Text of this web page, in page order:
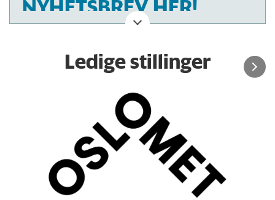
NYHETSBREV HER!
Ledige stillinger